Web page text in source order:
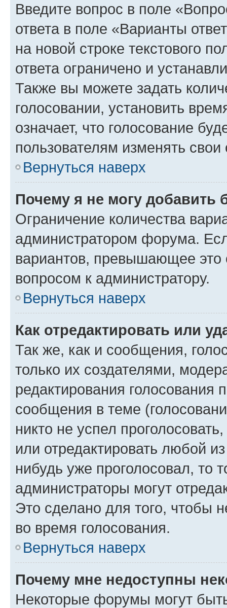
Введите вопрос в поле
ответа в поле «Варианты
на новой строке текстового
ответа ограничено и
Также вы можете задать
голосовании, установить
означает, что голосование
пользователям изменять свои
Вернуться наверх
Почему я не могу добавить
Ограничение количества
администратором форума.
вариантов, превышающее это
вопросом к администратору.
Вернуться наверх
Как отредактировать или
Так же, как и сообщения,
только их создателями,
редактирования голосования
сообщения в теме
никто не успел
или отредактировать любой
нибудь уже проголосовал, то
администраторы могут
Это сделано для того, чтобы
во время голосования.
Вернуться наверх
Почему мне недоступны
Некоторые форумы могут